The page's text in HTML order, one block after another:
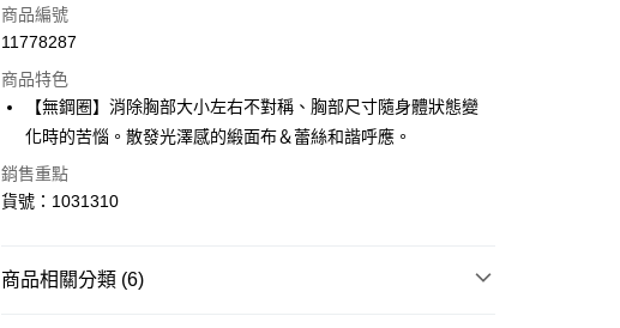
信用卡一次付款
LINE Pay
Apple Pay
全家取貨付款
商品編號
11778287
商品特色
【無鋼圈】消除胸部大小左右不對稱、胸部尺寸隨身體狀態變
化時的苦惱。散發光澤感的緞面布＆蕾絲和諧呼應。
銷售重點
貨號：1031310
商品相關分類 (6)